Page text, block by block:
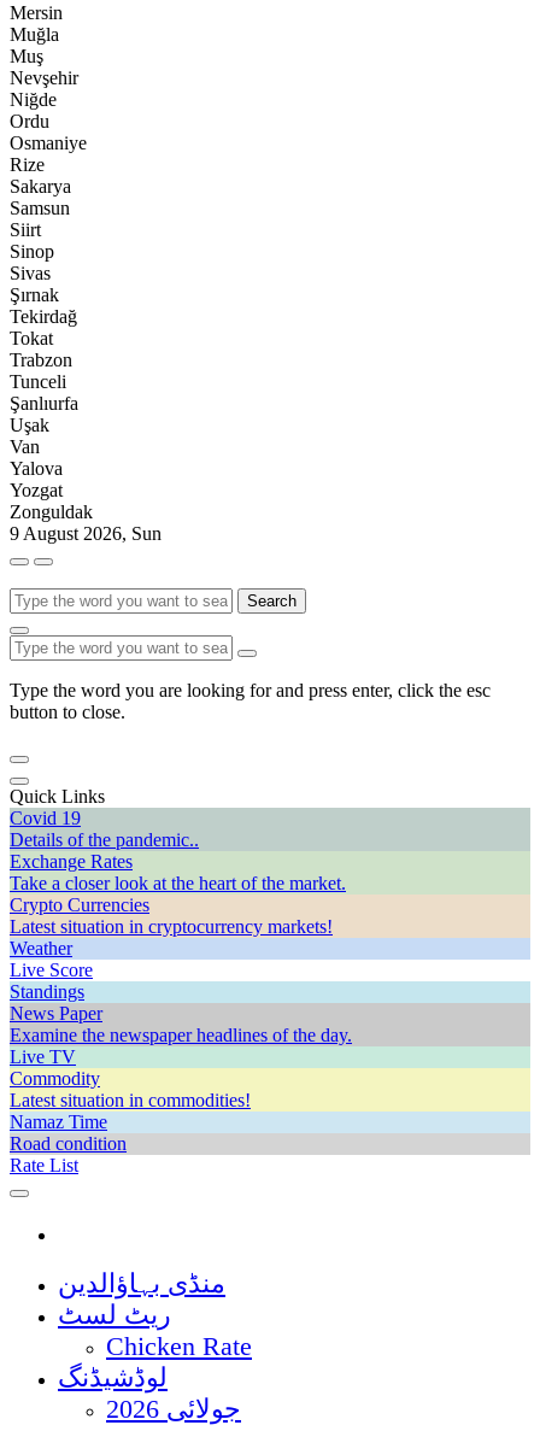
Mersin
Muğla
Muş
Nevşehir
Niğde
Ordu
Osmaniye
Rize
Sakarya
Samsun
Siirt
Sinop
Sivas
Şırnak
Tekirdağ
Tokat
Trabzon
Tunceli
Şanlıurfa
Uşak
Van
Yalova
Yozgat
Zonguldak
9 August 2026, Sun
Search
Type the word you are looking for and press enter, click the esc
button to close.
Quick Links
Covid 19
Details of the pandemic..
Exchange Rates
Take a closer look at the heart of the market.
Crypto Currencies
Latest situation in cryptocurrency markets!
Weather
Live Score
Standings
News Paper
Examine the newspaper headlines of the day.
Live TV
Commodity
Latest situation in commodities!
Namaz Time
Road condition
Rate List
منڈی بہاؤالدین
ریٹ لسٹ
Chicken Rate
لوڈشیڈنگ
جولائی 2026